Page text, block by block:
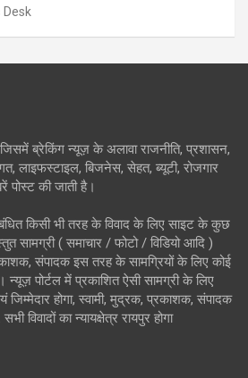
Desk
ब्रेकिंग न्यूज़ के अलावा राजनीति, प्रशासन,
लाइफस्टाइल, बिजनेस, सेहत, ब्यूटी, रोजगार
पोस्ट की जाती है।
किसी भी तरह के विवाद के लिए साइट के कुछ
सामग्री ( समाचार / फोटो / विडियो आदि )
संपादक इस तरह के सामग्रियों के लिए कोई
न्यूज़ पोर्टल में प्रकाशित ऐसी सामग्री के लिए
जिम्मेदार होगा, स्वामी, मुद्रक, प्रकाशक, संपादक
विवादों का न्यायक्षेत्र रायपुर होगा